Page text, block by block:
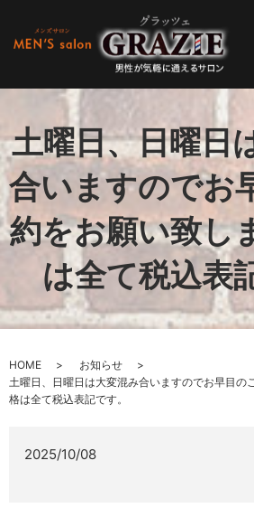
土曜日、日曜日
合いますのでお
約をお願い致し
は全て税込表
HOME
お知らせ
土曜日、日曜日は大変混み合いますのでお早目の
格は全て税込表記です。
2025/10/08